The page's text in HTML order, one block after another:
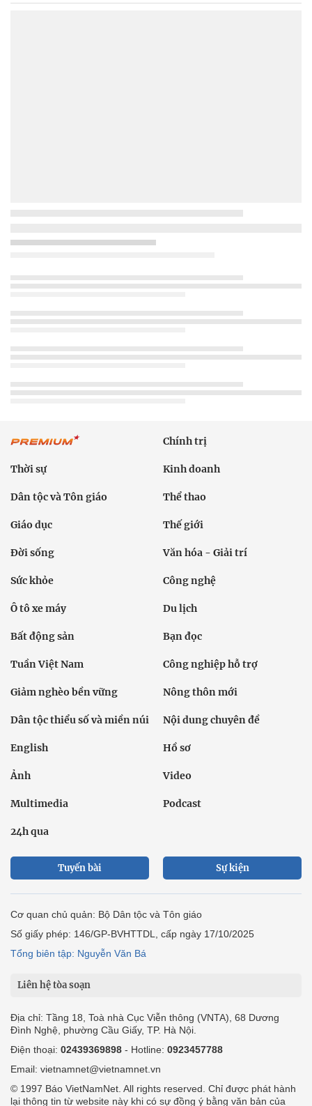
Chính trị
Thời sự Kinh doanh
Dân tộc và Tôn giáo Thể thao
Giáo dục Thế giới
Đời sống Văn hóa - Giải trí
Sức khỏe Công nghệ
Ô tô xe máy Du lịch
Bất động sản Bạn đọc
Tuần Việt Nam Công nghiệp hỗ trợ
Giảm nghèo bền vững Nông thôn mới
Dân tộc thiểu số và miền núi Nội dung chuyên đề
English Hồ sơ
Ảnh Video
Multimedia Podcast
24h qua
Tuyến bài Sự kiện
Cơ quan chủ quản: Bộ Dân tộc và Tôn giáo
Số giấy phép: 146/GP-BVHTTDL, cấp ngày 17/10/2025
Tổng biên tập: Nguyễn Văn Bá
Liên hệ tòa soạn
Địa chỉ: Tầng 18, Toà nhà Cục Viễn thông (VNTA), 68 Dương
Đình Nghệ, phường Cầu Giấy, TP. Hà Nội.
Điện thoại: 02439369898 - Hotline: 0923457788
Email: vietnamnet@vietnamnet.vn
© 1997 Báo VietNamNet. All rights reserved. Chỉ được phát hành
lại thông tin từ website này khi có sự đồng ý bằng văn bản của